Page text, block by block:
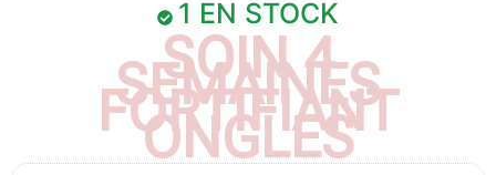
1 EN STOCK
SOIN 4
SEMAINES
FORTIFIANT
ONGLES